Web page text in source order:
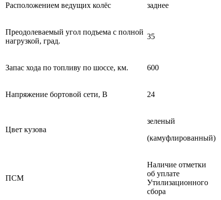
Расположением ведущих колёс заднее
Преодолеваемый угол подъема с полной
нагрузкой, град.
35
Запас хода по топливу по шоссе, км. 600
Напряжение бортовой сети, В 24
Цвет кузова
зеленый
(камуфлированный)
ПСМ
Наличие отметки
об уплате
Утилизационного
сбора